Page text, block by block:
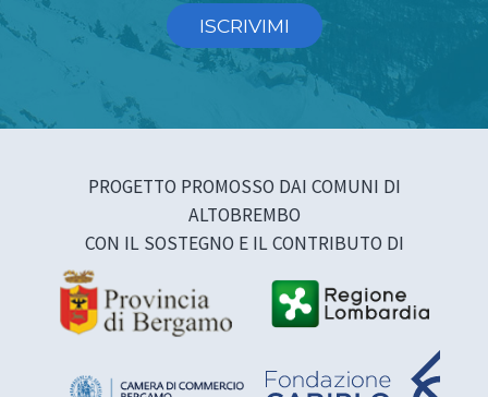
ISCRIVIMI
PROGETTO PROMOSSO DAI COMUNI DI
ALTOBREMBO
CON IL SOSTEGNO E IL CONTRIBUTO DI